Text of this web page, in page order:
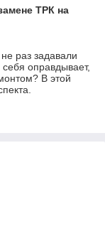
ТРК на
раз задавали
оправдывает,
В этой